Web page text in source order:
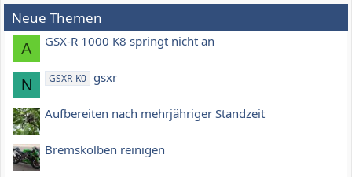
Neue Themen
A GSX-R 1000 K8 springt nicht an
N GSXR-K0 gsxr
Aufbereiten nach mehrjähriger Standzeit
Bremskolben reinigen